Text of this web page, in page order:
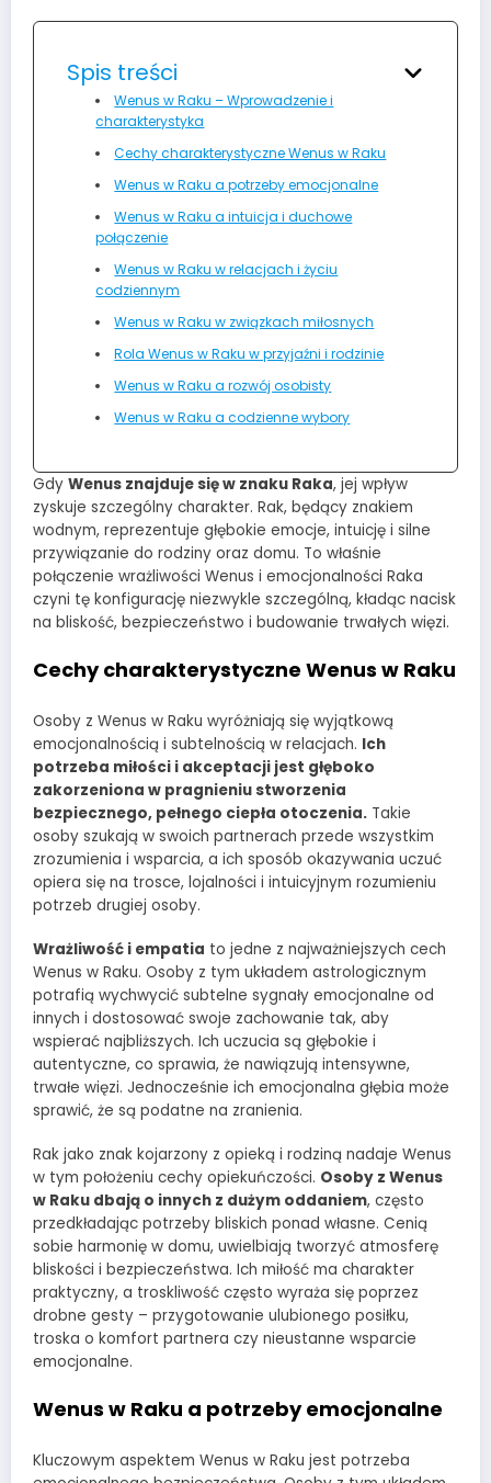
Spis treści
Wenus w Raku – Wprowadzenie i
charakterystyka
Cechy charakterystyczne Wenus w Raku
Wenus w Raku a potrzeby emocjonalne
Wenus w Raku a intuicja i duchowe
połączenie
Wenus w Raku w relacjach i życiu
codziennym
Wenus w Raku w związkach miłosnych
Rola Wenus w Raku w przyjaźni i rodzinie
Wenus w Raku a rozwój osobisty
Wenus w Raku a codzienne wybory
Gdy Wenus znajduje się w znaku Raka, jej wpływ
zyskuje szczególny charakter. Rak, będący znakiem
wodnym, reprezentuje głębokie emocje, intuicję i silne
przywiązanie do rodziny oraz domu. To właśnie
połączenie wrażliwości Wenus i emocjonalności Raka
czyni tę konfigurację niezwykle szczególną, kładąc nacisk
na bliskość, bezpieczeństwo i budowanie trwałych więzi.
Cechy charakterystyczne Wenus w Raku
Osoby z Wenus w Raku wyróżniają się wyjątkową
emocjonalnością i subtelnością w relacjach. Ich
potrzeba miłości i akceptacji jest głęboko
zakorzeniona w pragnieniu stworzenia
bezpiecznego, pełnego ciepła otoczenia. Takie
osoby szukają w swoich partnerach przede wszystkim
zrozumienia i wsparcia, a ich sposób okazywania uczuć
opiera się na trosce, lojalności i intuicyjnym rozumieniu
potrzeb drugiej osoby.
Wrażliwość i empatia to jedne z najważniejszych cech
Wenus w Raku. Osoby z tym układem astrologicznym
potrafią wychwycić subtelne sygnały emocjonalne od
innych i dostosować swoje zachowanie tak, aby
wspierać najbliższych. Ich uczucia są głębokie i
autentyczne, co sprawia, że nawiązują intensywne,
trwałe więzi. Jednocześnie ich emocjonalna głębia może
sprawić, że są podatne na zranienia.
Rak jako znak kojarzony z opieką i rodziną nadaje Wenus
w tym położeniu cechy opiekuńczości. Osoby z Wenus
w Raku dbają o innych z dużym oddaniem, często
przedkładając potrzeby bliskich ponad własne. Cenią
sobie harmonię w domu, uwielbiają tworzyć atmosferę
bliskości i bezpieczeństwa. Ich miłość ma charakter
praktyczny, a troskliwość często wyraża się poprzez
drobne gesty – przygotowanie ulubionego posiłku,
troska o komfort partnera czy nieustanne wsparcie
emocjonalne.
Wenus w Raku a potrzeby emocjonalne
Kluczowym aspektem Wenus w Raku jest potrzeba